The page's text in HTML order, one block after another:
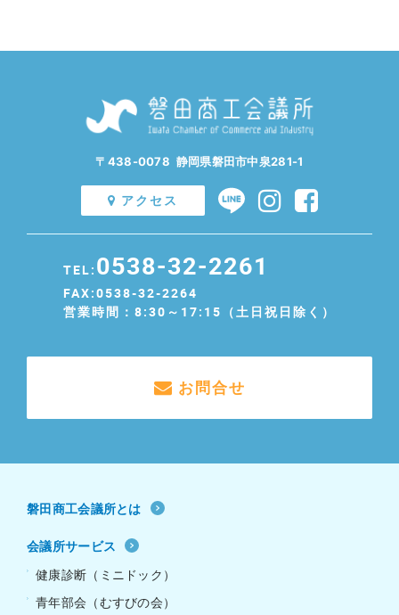
〒438-0078 静岡県磐田市中泉281-1
アクセス
TEL: 0538-32-2261
FAX:0538-32-2264
営業時間：8:30～17:15（土日祝日除く）
お問合せ
磐田商工会議所とは
会議所サービス
健康診断（ミニドック）
青年部会（むすびの会）